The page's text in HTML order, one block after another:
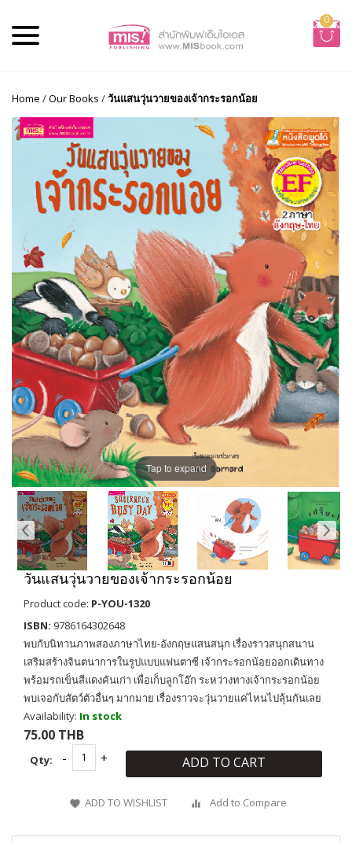
0
Home /Our Books /วันแสนวุ่นวายของเจ้ากระรอกน้อย
Tap to expand
วันแสนวุ่นวายของเจ้ากระรอกน้อย
Product code: P-YOU-1320
ISBN: 9786164302648
พบกับนิทานภาพสองภาษาไทย-อังกฤษแสนสนุก เรื่องราวสนุกสนาน
เสริมสร้างจินตนาการในรูปแบบแฟนตาซี เจ้ากระรอกน้อยออกเดินทาง
พร้อมรถเข็นสีแดงคันเก่า เพื่อเก็บลูกโอ๊ก ระหว่างทางเจ้ากระรอกน้อย
พบเจอกับสัตว์ตัวอื่นๆ มากมาย เรื่องราวจะวุ่นวายแค่ไหนไปลุ้นกันเลย
Availability: In stock
75.00 THB
Qty: ADD TO CART
ADD TO WISHLIST Add to Compare